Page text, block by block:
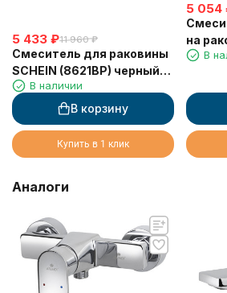
5 433 ₽11 960 ₽
Смеситель для раковины
SCHEIN (8621BP) черный
матовый
В наличии
В корзину
Купить в 1 клик
5 054
на
В
Аналоги